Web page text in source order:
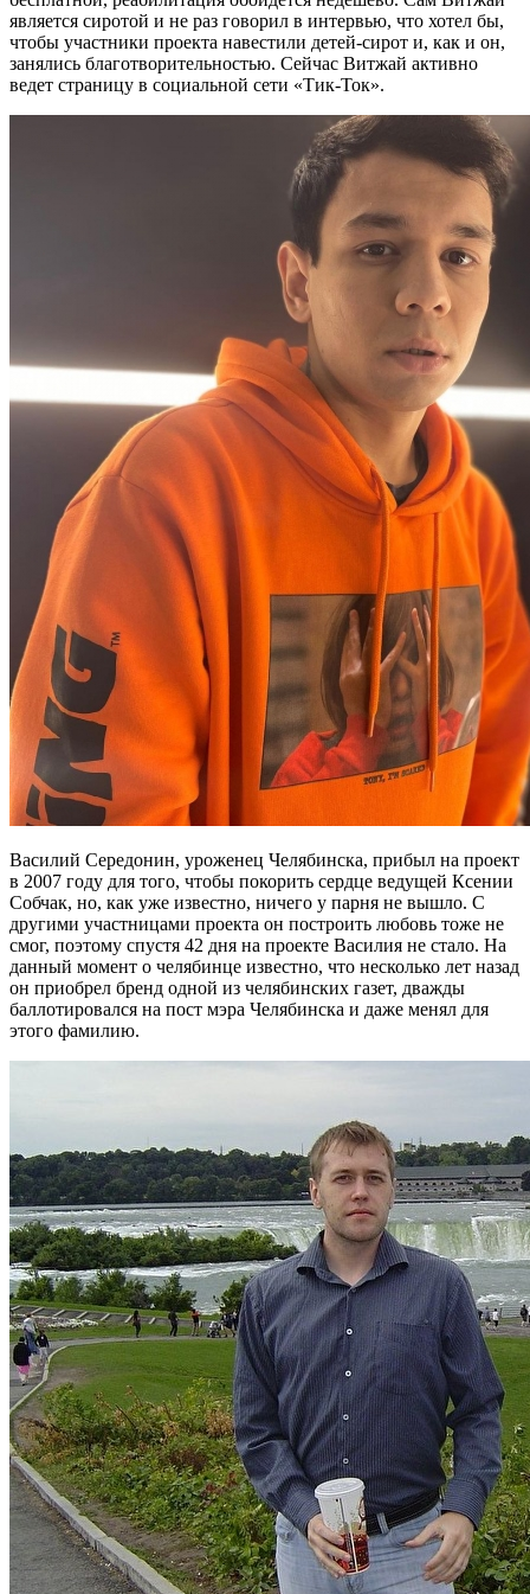
является сиротой и не раз говорил в интервью, что хотел бы,
чтобы участники проекта навестили детей-сирот и, как и он,
занялись благотворительностью. Сейчас Витжай активно
ведет страницу в социальной сети «Тик-Ток».
Василий Середонин, уроженец Челябинска, прибыл на проект
в 2007 году для того, чтобы покорить сердце ведущей Ксении
Собчак, но, как уже известно, ничего у парня не вышло. С
другими участницами проекта он построить любовь тоже не
смог, поэтому спустя 42 дня на проекте Василия не стало. На
данный момент о челябинце известно, что несколько лет назад
он приобрел бренд одной из челябинских газет, дважды
баллотировался на пост мэра Челябинска и даже менял для
этого фамилию.